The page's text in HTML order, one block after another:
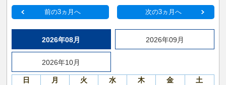
前の3ヵ月へ 次の3ヵ月へ
2026年08月 2026年09月
2026年10月
日 月 火 水 木 金 土